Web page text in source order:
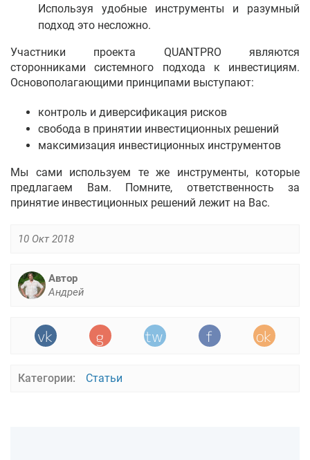
Используя удобные инструменты и разумный
подход это несложно.
Участники проекта QUANTPRO являются
сторонниками системного подхода к инвестициям.
Основополагающими принципами выступают:
контроль и диверсификация рисков
свобода в принятии инвестиционных решений
максимизация инвестиционных инструментов
Мы сами используем те же инструменты, которые
предлагаем Вам. Помните, ответственность за
принятие инвестиционных решений лежит на Вас.
10 Окт 2018
Автор
Андрей
Категории: Статьи